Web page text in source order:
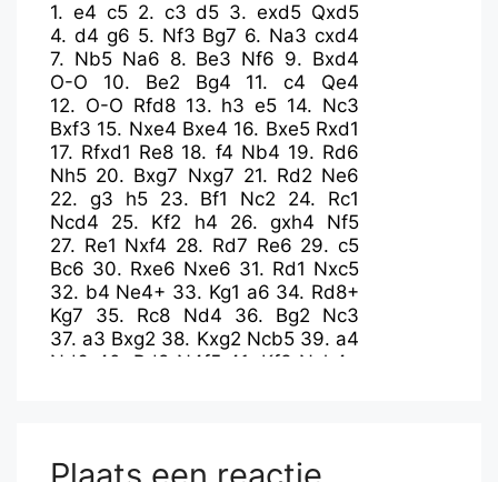
1. e4 c5 2. c3 d5 3.exd5 Qxd5
4. d4 g6 5. Nf3 Bg7 6. Na3 cxd4
7. Nb5 Na6 8. Be3 Nf6 9. Bxd4
O-O
10. Be2 Bg4 11.c4
Qe4
12. O-O Rfd8 13. h3 e5 14. Nc3
Bxf3 15. Nxe4 Bxe4 16. Bxe5 Rxd1
17. Rfxd1 Re8 18. f4 Nb4 19. Rd6
Nh5 20. Bxg7 Nxg7 21. Rd2 Ne6
22. g3 h5 23. Bf1 Nc2 24. Rc1
Ncd4
25. Kf2 h4 26. gxh4
Nf5
27. Re1 Nxf4 28. Rd7 Re6 29.c5
Bc6 30. Rxe6 Nxe6 31. Rd1 Nxc5
32. b4 Ne4+ 33. Kg1 a6 34. Rd8+
Kg7
35. Rc8 Nd4 36. Bg2
Nc3
37. a3 Bxg2 38. Kxg2 Ncb5 39. a4
Nd6
40. Rd8 N4f5 41. Kf3 Nxh4+